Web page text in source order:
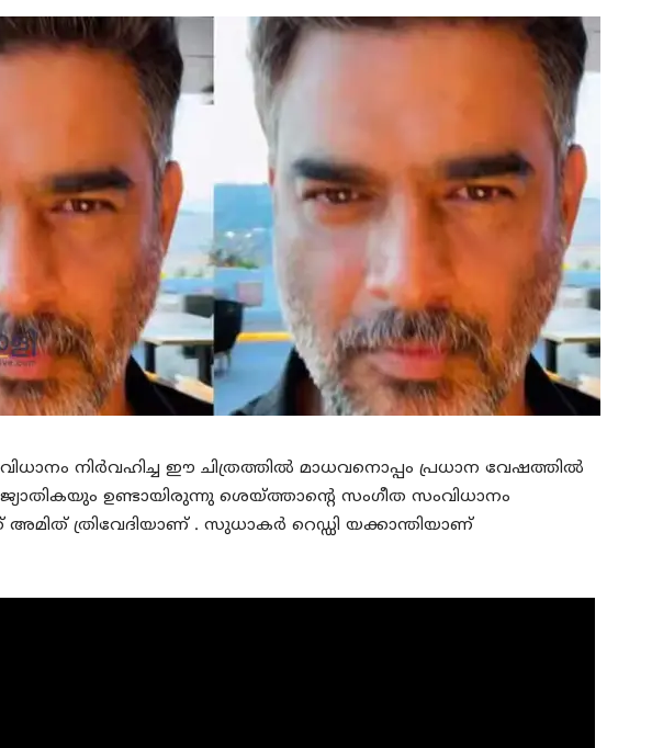
നിര്‍വഹിച്ച ഈ ചിത്രത്തിൽ മാധവനൊപ്പം പ്രധാന വേഷത്തിൽ
ഉണ്ടായിരുന്നു ശെയ്‍ത്താന്റെ സംഗീത സംവിധാനം
അമിത് ത്രിവേദിയാണ് . സുധാകര്‍ റെഡ്ഡി യക്കാന്തിയാണ്